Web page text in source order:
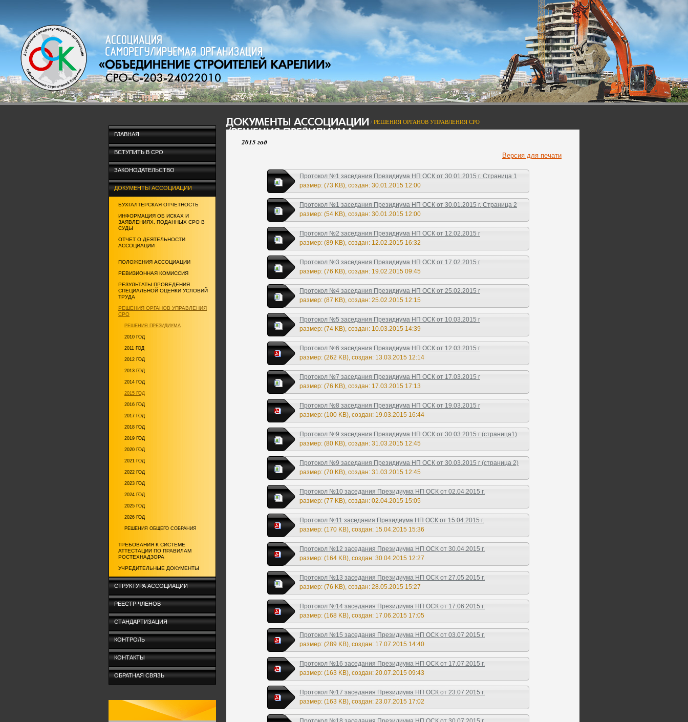
ГЛАВНАЯ
ВСТУПИТЬ В СРО
ЗАКОНОДАТЕЛЬСТВО
ДОКУМЕНТЫ АССОЦИАЦИИ
БУХГАЛТЕРСКАЯ ОТЧЕТНОСТЬ
ИНФОРМАЦИЯ ОБ ИСКАХ И
ЗАЯВЛЕНИЯХ, ПОДАННЫХ СРО В
СУДЫ
ОТЧЕТ О ДЕЯТЕЛЬНОСТИ
АССОЦИАЦИИ
ПОЛОЖЕНИЯ АССОЦИАЦИИ
РЕВИЗИОННАЯ КОМИССИЯ
РЕЗУЛЬТАТЫ ПРОВЕДЕНИЯ
СПЕЦИАЛЬНОЙ ОЦЕНКИ УСЛОВИЙ
ТРУДА
РЕШЕНИЯ ОРГАНОВ УПРАВЛЕНИЯ
СРО
РЕШЕНИЯ ПРЕЗИДИУМА
2010 ГОД
2011 ГОД
2012 ГОД
2013 ГОД
2014 ГОД
2015 ГОД
2016 ГОД
2017 ГОД
2018 ГОД
2019 ГОД
2020 ГОД
2021 ГОД
2022 ГОД
2023 ГОД
2024 ГОД
2025 ГОД
2026 ГОД
РЕШЕНИЯ ОБЩЕГО СОБРАНИЯ
ТРЕБОВАНИЯ К СИСТЕМЕ
АТТЕСТАЦИИ ПО ПРАВИЛАМ
РОСТЕХНАДЗОРА
УЧРЕДИТЕЛЬНЫЕ ДОКУМЕНТЫ
СТРУКТУРА АССОЦИАЦИИ
РЕЕСТР ЧЛЕНОВ
СТАНДАРТИЗАЦИЯ
КОНТРОЛЬ
КОНТАКТЫ
ОБРАТНАЯ СВЯЗЬ
ДОКУМЕНТЫ АССОЦИАЦИИ / РЕШЕНИЯ ОРГАНОВ УПРАВЛЕНИЯ СРО
/РЕШЕНИЯ ПРЕЗИДИУМА
2015 год
Версия для печати
Протокол №1 заседания Президиума НП ОСК от 30.01.2015 г. Страница 1
размер: (73 KB), создан: 30.01.2015 12:00
Протокол №1 заседания Президиума НП ОСК от 30.01.2015 г. Страница 2
размер: (54 KB), создан: 30.01.2015 12:00
Протокол №2 заседания Президиума НП ОСК от 12.02.2015 г
размер: (89 KB), создан: 12.02.2015 16:32
Протокол №3 заседания Президиума НП ОСК от 17.02.2015 г
размер: (76 KB), создан: 19.02.2015 09:45
Протокол №4 заседания Президиума НП ОСК от 25.02.2015 г
размер: (87 KB), создан: 25.02.2015 12:15
Протокол №5 заседания Президиума НП ОСК от 10.03.2015 г
размер: (74 KB), создан: 10.03.2015 14:39
Протокол №6 заседания Президиума НП ОСК от 12.03.2015 г
размер: (262 KB), создан: 13.03.2015 12:14
Протокол №7 заседания Президиума НП ОСК от 17.03.2015 г
размер: (76 KB), создан: 17.03.2015 17:13
Протокол №8 заседания Президиума НП ОСК от 19.03.2015 г
размер: (100 KB), создан: 19.03.2015 16:44
Протокол №9 заседания Президиума НП ОСК от 30.03.2015 г (страница1)
размер: (80 KB), создан: 31.03.2015 12:45
Протокол №9 заседания Президиума НП ОСК от 30.03.2015 г (страница 2)
размер: (70 KB), создан: 31.03.2015 12:45
Протокол №10 заседания Президиума НП ОСК от 02.04.2015 г.
размер: (77 KB), создан: 02.04.2015 15:05
Протокол №11 заседания Президиума НП ОСК от 15.04.2015 г.
размер: (170 KB), создан: 15.04.2015 15:36
Протокол №12 заседания Президиума НП ОСК от 30.04.2015 г.
размер: (164 KB), создан: 30.04.2015 12:27
Протокол №13 заседания Президиума НП ОСК от 27.05.2015 г.
размер: (76 KB), создан: 28.05.2015 15:27
Протокол №14 заседания Президиума НП ОСК от 17.06.2015 г.
размер: (168 KB), создан: 17.06.2015 17:05
Протокол №15 заседания Президиума НП ОСК от 03.07.2015 г.
размер: (289 KB), создан: 17.07.2015 14:40
Протокол №16 заседания Президиума НП ОСК от 17.07.2015 г.
размер: (163 KB), создан: 20.07.2015 09:43
Протокол №17 заседания Президиума НП ОСК от 23.07.2015 г.
размер: (163 KB), создан: 23.07.2015 17:02